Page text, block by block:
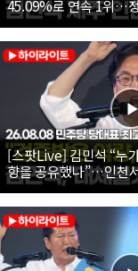
45.09%로 연속 1위…
26.08.08 더불어민주당
보 인천 합동연설회
[스팟Live] 김민석 “누
향을 공유했나”…인천
26.08.08 더불어민주당
보 인천 합동연설회